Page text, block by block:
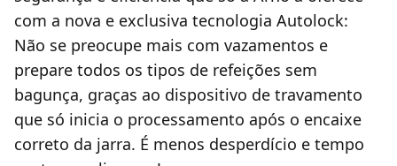
com a nova e exclusiva tecnologia Autolock:
Não se preocupe mais com vazamentos e
prepare todos os tipos de refeições sem
bagunça, graças ao dispositivo de travamento
que só inicia o processamento após o encaixe
correto da jarra. É menos desperdício e tempo